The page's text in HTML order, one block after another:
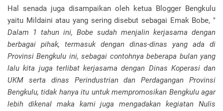
Hal senada juga disampaikan oleh ketua Blogger Bengkulu
yaitu Mildaini atau yang sering disebut sebagai Emak Bobe, "
Dalam 1 tahun ini, Bobe sudah menjalin kerjasama dengan
berbagai pihak, termasuk dengan dinas-dinas yang ada di
Provinsi Bengkulu ini, sebagai contohnya beberapa bulan yang
lalu kita juga terlibat kerjasama dengan Dinas Koperasi dan
UKM serta dinas Perindustrian dan Perdagangan Provinsi
Bengkulu, tidak hanya itu untuk mempromosikan Bengkulu agar
lebih dikenal maka kami juga mengadakan kegiatan Nulis